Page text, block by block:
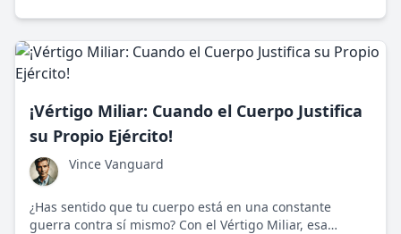
¡Vértigo Miliar: Cuando el Cuerpo Justifica
su Propio Ejército!
Vince Vanguard
¿Has sentido que tu cuerpo está en una constante
guerra contra sí mismo? Con el Vértigo Miliar, esa